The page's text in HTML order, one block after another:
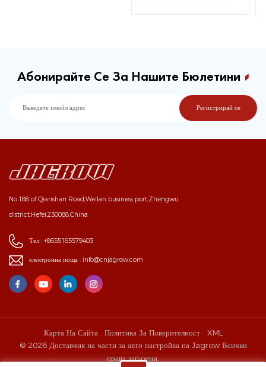
Абонирайте Се За Нашите Бюлетини
No.188 of Qianshan Road,Weilan business port,Zhengwu
district,Hefei,230088,China
Тел : +8655165579403
електронна поща : info@cnjagrow.com
Карта На Сайта Политика За Поверителност
XML
© 2026 Доставчик на части за авто настройка на Jagrow Всички
права запазени.